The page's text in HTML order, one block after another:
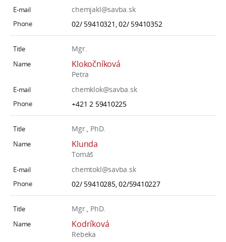
chemjakl@savba.sk
02/ 59410321, 02/ 59410352
Mgr.
Klokočníková
Petra
chemklok@savba.sk
+421 2 59410225
Mgr., PhD.
Klunda
Tomáš
chemtokl@savba.sk
02/ 59410285, 02/59410227
Mgr., PhD.
Kodríková
Rebeka